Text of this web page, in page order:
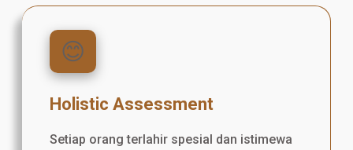
😊
Holistic Assessment
Setiap orang terlahir spesial dan istimewa